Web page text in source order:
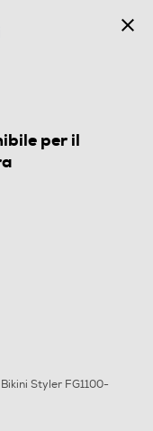
per il
Styler FG1100-